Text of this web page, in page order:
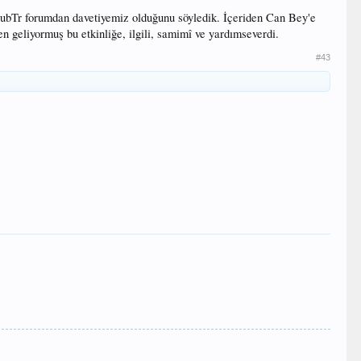
forumdan davetiyemiz olduğunu söyledik. İçeriden Can Bey'e
geliyormuş bu etkinliğe, ilgili, samimî ve yardımseverdi.
#43